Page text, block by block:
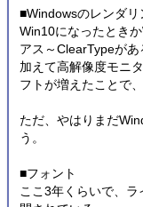
■Windowsのレンダリ
Win10になったとき
アス～ClearTypeがあ
加えて高解像度モニ
フトが増えたことで
ただ、やはりまだ
う。
■フォント
ここ3年くらいで、